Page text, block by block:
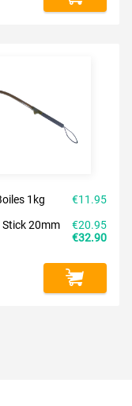
1kg
€11.95
20mm
€20.95
€32.90